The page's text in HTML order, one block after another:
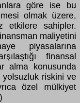
göre ise bu
olmak üzere,
etkilere sahipler.
maliyetini
piyasalarına
finansal
alma konusunda
yolsuzluk riskini ve
özel mülkiyet